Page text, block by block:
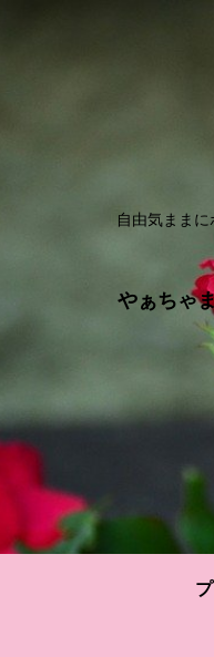
自由気まま
やぁちゃ